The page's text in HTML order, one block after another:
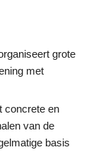
grote
met
concrete en
van de
basis